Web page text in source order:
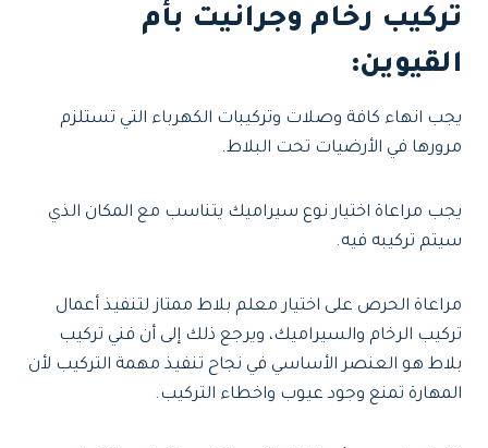
تركيب رخام وجرانيت بأم
القيوين:
يجب انهاء كافة وصلات وتركيبات الكهرباء التي تستلزم
مرورها في الأرضيات تحت البلاط.
يجب مراعاة اختيار نوع سيراميك يتناسب مع المكان الذي
سيتم تركيبه فيه.
مراعاة الحرص على اختيار معلم بلاط ممتاز لتنفيذ أعمال
تركيب الرخام والسيراميك، ويرجع ذلك إلى أن فني تركيب
بلاط هو العنصر الأساسي في نجاح تنفيذ مهمة التركيب لأن
المهارة تمنع وجود عيوب واخطاء التركيب.